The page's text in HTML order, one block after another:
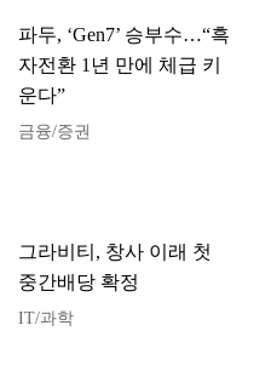
파두, ‘Gen7’ 승부수…“흑
자전환 1년 만에 체급 키
운다”
금융/증권
그라비티, 창사 이래 첫
중간배당 확정
IT/과학